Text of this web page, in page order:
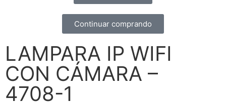
Continuar comprando
LAMPARA IP WIFI
CON CÁMARA –
4708-1